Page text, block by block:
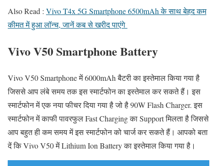
Also Read : Vivo T4x 5G Smartphone 6500mAh के साथ बेहद कम
कीमत में हुआ लॉन्च, जानें कब से खरीद पाएंगे
Vivo V50 Smartphone Battery
Vivo V50 Smartphone में 6000mAh बैटरी का इस्तेमाल किया गया है
जिससे आप लंबे समय तक इस स्मार्टफोन का इस्तेमाल कर सकते हैं। इस
स्मार्टफोन में एक नया फीचर दिया गया है जो है 90W Flash Charger. इस
स्मार्टफोन में काफी पावरफुल Fast Charging का Support मिलता है जिससे
आप बहुत ही कम समय में इस स्मार्टफोन को चार्ज कर सकते हैं। आपको बता
दें कि Vivo V50 में Lithium Ion Battery का इस्तेमाल किया गया है।